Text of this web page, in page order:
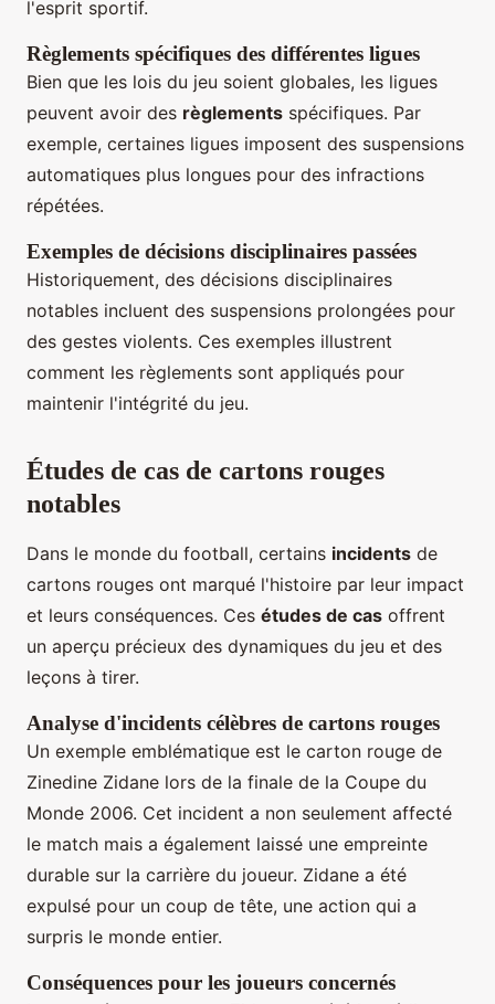
l'esprit sportif.
Règlements spécifiques des différentes ligues
Bien que les lois du jeu soient globales, les ligues
peuvent avoir des règlements spécifiques. Par
exemple, certaines ligues imposent des suspensions
automatiques plus longues pour des infractions
répétées.
Exemples de décisions disciplinaires passées
Historiquement, des décisions disciplinaires
notables incluent des suspensions prolongées pour
des gestes violents. Ces exemples illustrent
comment les règlements sont appliqués pour
maintenir l'intégrité du jeu.
Études de cas de cartons rouges
notables
Dans le monde du football, certains incidents de
cartons rouges ont marqué l'histoire par leur impact
et leurs conséquences. Ces études de cas offrent
un aperçu précieux des dynamiques du jeu et des
leçons à tirer.
Analyse d'incidents célèbres de cartons rouges
Un exemple emblématique est le carton rouge de
Zinedine Zidane lors de la finale de la Coupe du
Monde 2006. Cet incident a non seulement affecté
le match mais a également laissé une empreinte
durable sur la carrière du joueur. Zidane a été
expulsé pour un coup de tête, une action qui a
surpris le monde entier.
Conséquences pour les joueurs concernés